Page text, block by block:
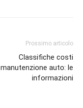
Prossimo articolo
Classifiche costi
manutenzione auto: le
informazioni